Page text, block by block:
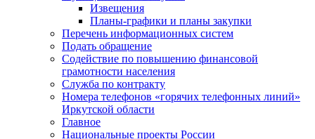
Извещения
Планы-графики и планы закупки
Перечень информационных систем
Подать обращение
Содействие по повышению финансовой
грамотности населения
Служба по контракту
Номера телефонов «горячих телефонных линий»
Иркутской области
Главное
Национальные проекты России